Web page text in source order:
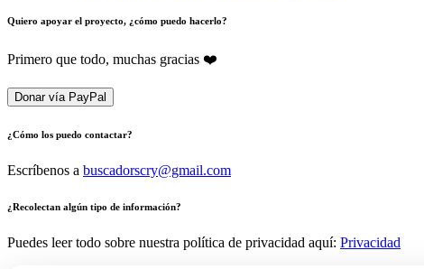
Quiero apoyar el proyecto, ¿cómo puedo hacerlo?
Primero que todo, muchas gracias ❤️
Donar vía PayPal
¿Cómo los puedo contactar?
Escríbenos a buscadorscry@gmail.com
¿Recolectan algún tipo de información?
Puedes leer todo sobre nuestra política de privacidad aquí: Privacidad